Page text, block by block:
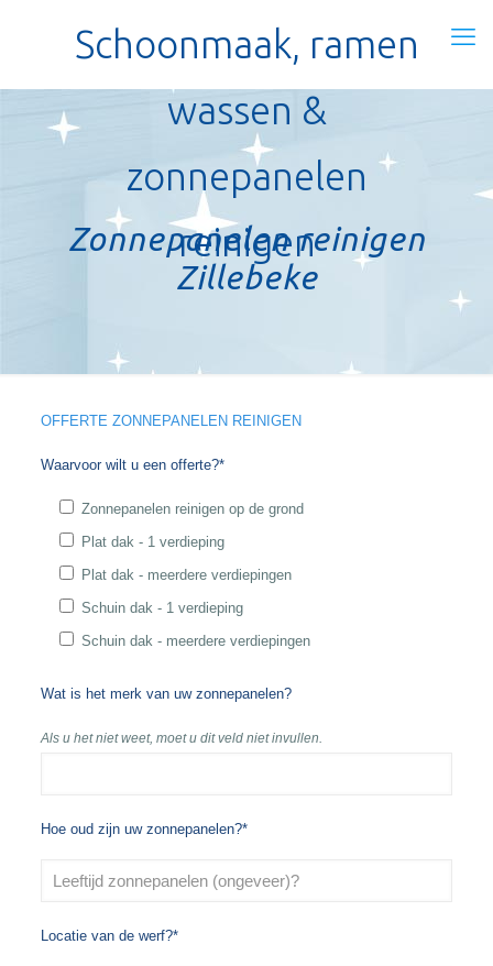
Schoonmaak, ramen
wassen &
zonnepanelen
reinigen
Zonnepanelen reinigen
Zillebeke
OFFERTE ZONNEPANELEN REINIGEN
Waarvoor wilt u een offerte?*
Zonnepanelen reinigen op de grond
Plat dak - 1 verdieping
Plat dak - meerdere verdiepingen
Schuin dak - 1 verdieping
Schuin dak - meerdere verdiepingen
Wat is het merk van uw zonnepanelen?
Als u het niet weet, moet u dit veld niet invullen.
Hoe oud zijn uw zonnepanelen?*
Locatie van de werf?*